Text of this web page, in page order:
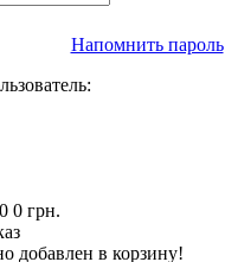
Напомнить пароль
0 0 грн.
добавлен в корзину!